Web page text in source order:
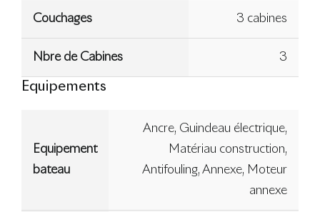
Couchages 3 cabines
Nbre de Cabines 3
Equipements
Equipement
bateau
Ancre, Guindeau électrique,
Matériau construction,
Antifouling, Annexe, Moteur
annexe